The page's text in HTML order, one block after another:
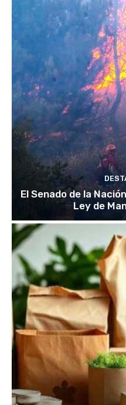
El Senado de la
Ley de